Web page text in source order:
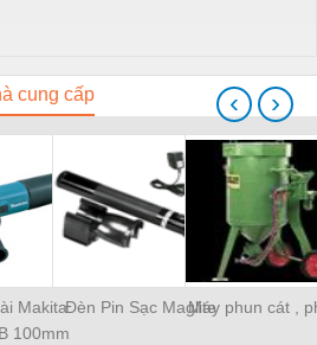
cung cấp
Makita
100mm
Đèn Pin Sạc MagliteMáy phun cát ,
‹ ›